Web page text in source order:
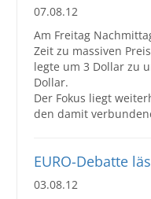
07.08.12
Am Freitag
Zeit zu massiven
legte um 3 Dollar zu
Dollar.
Der Fokus liegt
den damit
EURO-Debatte
03.08.12